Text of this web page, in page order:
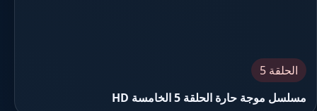
الحلقة 5
مسلسل موجة حارة الحلقة 5 الخامسة HD